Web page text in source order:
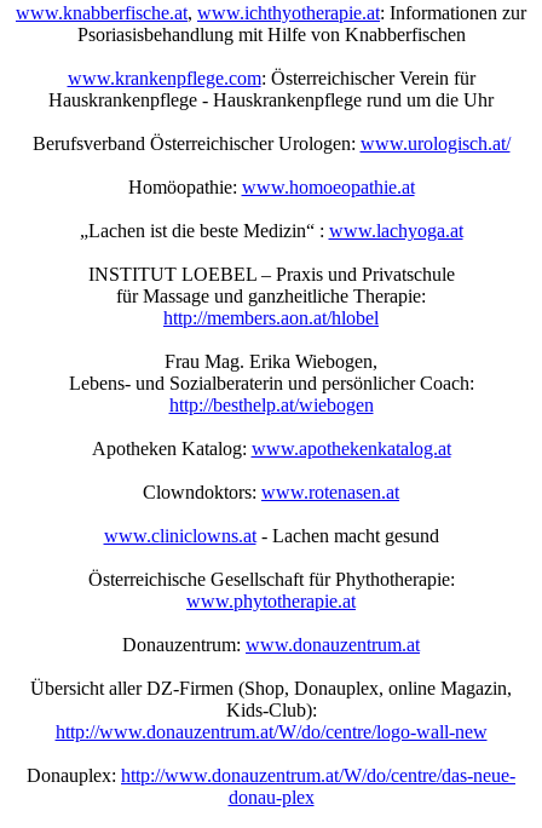
www.knabberfische.at, www.ichthyotherapie.at: Informationen zur
Psoriasisbehandlung mit Hilfe von Knabberfischen
www.krankenpflege.com: Österreichischer Verein für
Hauskrankenpflege - Hauskrankenpflege rund um die Uhr
Berufsverband Österreichischer Urologen: www.urologisch.at/
Homöopathie: www.homoeopathie.at
„Lachen ist die beste Medizin“ : www.lachyoga.at
INSTITUT LOEBEL – Praxis und Privatschule
für Massage und ganzheitliche Therapie:
http://members.aon.at/hlobel
Frau Mag. Erika Wiebogen,
Lebens- und Sozialberaterin und persönlicher Coach:
http://besthelp.at/wiebogen
Apotheken Katalog: www.apothekenkatalog.at
Clowndoktors: www.rotenasen.at
www.cliniclowns.at- Lachen macht gesund
Österreichische Gesellschaft für Phythotherapie:
www.phytotherapie.at
Donauzentrum: www.donauzentrum.at
Übersicht aller DZ-Firmen (Shop, Donauplex, online Magazin,
Kids-Club):
http://www.donauzentrum.at/W/do/centre/logo-wall-new
Donauplex: http://www.donauzentrum.at/W/do/centre/das-neue-
donau-plex